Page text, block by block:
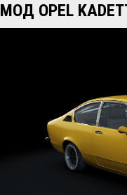
МОД OPEL